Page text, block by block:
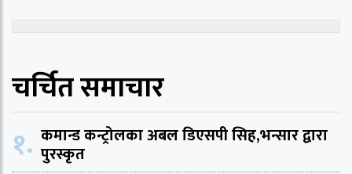
चर्चित समाचार
१. कमान्ड कन्ट्रोलका अबल डिएसपी सिह,भन्सार द्वारा
पुरस्कृत